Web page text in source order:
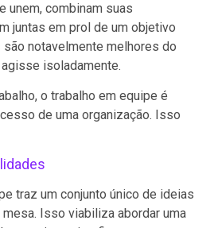
unem, combinam suas
juntas em prol de um objetivo
notavelmente melhores do
isoladamente.
o trabalho em equipe é
de uma organização. Isso
traz um conjunto único de ideias
Isso viabiliza abordar uma